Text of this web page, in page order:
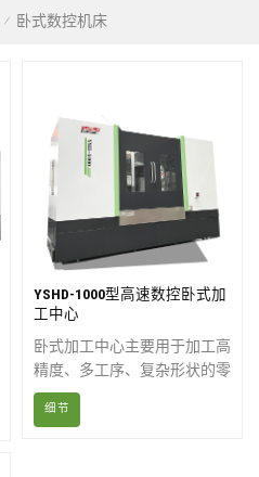
/ 卧式数控机床
YSHD-1000型高速数控卧式加
工中心
卧式加工中心主要用于加工高
精度、多工序、复杂形状的零
件，如板材、圆盘零件、壳体
零件、模具等。它可以在一次
细节